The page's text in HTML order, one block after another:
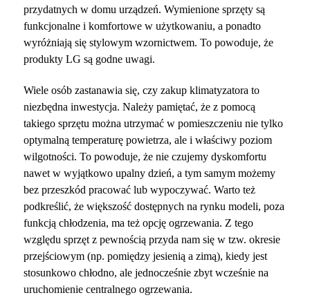
przydatnych w domu urządzeń. Wymienione sprzęty są
funkcjonalne i komfortowe w użytkowaniu, a ponadto
wyróżniają się stylowym wzornictwem. To powoduje, że
produkty LG są godne uwagi.
Wiele osób zastanawia się, czy zakup klimatyzatora to
niezbędna inwestycja. Należy pamiętać, że z pomocą
takiego sprzętu można utrzymać w pomieszczeniu nie tylko
optymalną temperaturę powietrza, ale i właściwy poziom
wilgotności. To powoduje, że nie czujemy dyskomfortu
nawet w wyjątkowo upalny dzień, a tym samym możemy
bez przeszkód pracować lub wypoczywać. Warto też
podkreślić, że większość dostępnych na rynku modeli, poza
funkcją chłodzenia, ma też opcję ogrzewania. Z tego
względu sprzęt z pewnością przyda nam się w tzw. okresie
przejściowym (np. pomiędzy jesienią a zimą), kiedy jest
stosunkowo chłodno, ale jednocześnie zbyt wcześnie na
uruchomienie centralnego ogrzewania.